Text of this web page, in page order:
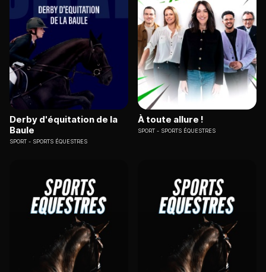
Derby d'équitation de la
Baule
SPORT SPORTS ÉQUESTRES
À toute allure !
SPORT SPORTS ÉQUESTRES